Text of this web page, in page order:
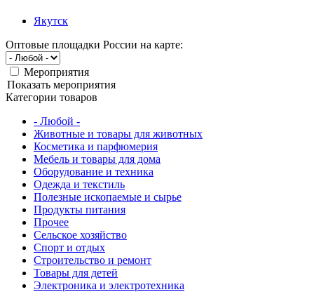
Якутск
Оптовые площадки России на карте:
Мероприятия
Показать мероприятия
Категории товаров
- Любой -
Животные и товары для животных
Косметика и парфюмерия
Мебель и товары для дома
Оборудование и техника
Одежда и текстиль
Полезные ископаемые и сырье
Продукты питания
Прочее
Сельское хозяйство
Спорт и отдых
Строительство и ремонт
Товары для детей
Электроника и электротехника